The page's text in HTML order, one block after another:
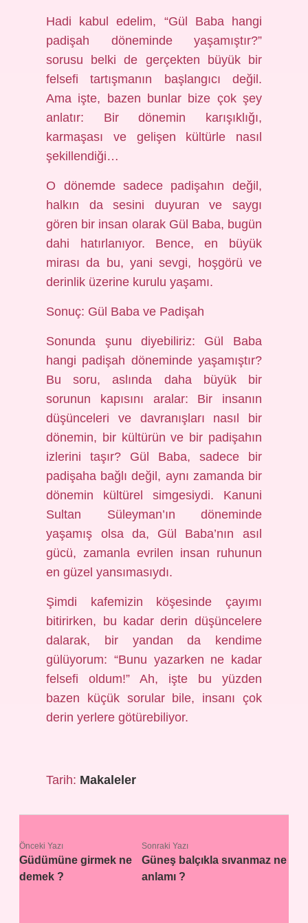
Hadi kabul edelim, “Gül Baba hangi
padişah döneminde yaşamıştır?”
sorusu belki de gerçekten büyük bir
felsefi tartışmanın başlangıcı değil.
Ama işte, bazen bunlar bize çok şey
anlatır: Bir dönemin karışıklığı,
karmaşası ve gelişen kültürle nasıl
şekillendiği…
O dönemde sadece padişahın değil,
halkın da sesini duyuran ve saygı
gören bir insan olarak Gül Baba, bugün
dahi hatırlanıyor. Bence, en büyük
mirası da bu, yani sevgi, hoşgörü ve
derinlik üzerine kurulu yaşamı.
Sonuç: Gül Baba ve Padişah
Sonunda şunu diyebiliriz: Gül Baba
hangi padişah döneminde yaşamıştır?
Bu soru, aslında daha büyük bir
sorunun kapısını aralar: Bir insanın
düşünceleri ve davranışları nasıl bir
dönemin, bir kültürün ve bir padişahın
izlerini taşır? Gül Baba, sadece bir
padişaha bağlı değil, aynı zamanda bir
dönemin kültürel simgesiydi. Kanuni
Sultan Süleyman’ın döneminde
yaşamış olsa da, Gül Baba’nın asıl
gücü, zamanla evrilen insan ruhunun
en güzel yansımasıydı.
Şimdi kafemizin köşesinde çayımı
bitirirken, bu kadar derin düşüncelere
dalarak, bir yandan da kendime
gülüyorum: “Bunu yazarken ne kadar
felsefi oldum!” Ah, işte bu yüzden
bazen küçük sorular bile, insanı çok
derin yerlere götürebiliyor.
Tarih: Makaleler
Önceki Yazı
Güdümüne girmek ne
demek ?
Sonraki Yazı
Güneş balçıkla sıvanmaz ne
anlamı ?